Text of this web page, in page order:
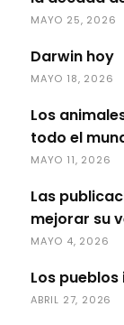
MAYO 25, 2026
Darwin hoy
MAYO 18, 2026
Los
todo el
MAYO 11, 2026
Las
mejorar su
MAYO 4, 2026
Los
ABRIL 27, 2026